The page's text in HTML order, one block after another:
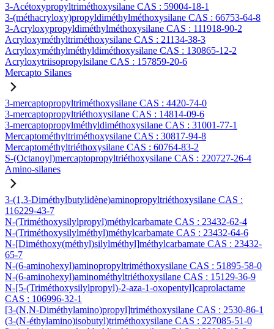
3-Acétoxypropyltriméthoxysilane CAS : 59004-18-1
3-(méthacryloxy)propyldiméthylméthoxysilane CAS : 66753-64-8
3-Acryloxypropyldiméthylméthoxysilane CAS : 111918-90-2
Acryloxyméthyltriméthoxysilane CAS : 21134-38-3
Acryloxyméthylméthyldiméthoxysilane CAS : 130865-12-2
Acryloxytriisopropylsilane CAS : 157859-20-6
Mercapto Silanes
3-mercaptopropyltriméthoxysilane CAS : 4420-74-0
3-mercaptopropyltriéthoxysilane CAS : 14814-09-6
3-mercaptopropylméthyldiméthoxysilane CAS : 31001-77-1
Mercaptométhyltriméthoxysilane CAS : 30817-94-8
Mercaptométhyltriéthoxysilane CAS : 60764-83-2
S-(Octanoyl)mercaptopropyltriéthoxysilane CAS : 220727-26-4
Amino-silanes
3-(1,3-Diméthylbutylidène)aminopropyltriéthoxysilane CAS :
116229-43-7
N-(Triméthoxysilylpropyl)méthylcarbamate CAS : 23432-62-4
N-(Triméthoxysilylméthyl)méthylcarbamate CAS : 23432-64-6
N-[Diméthoxy(méthyl)silylméthyl]méthylcarbamate CAS : 23432-
65-7
N-(6-aminohexyl)aminopropyltriméthoxysilane CAS : 51895-58-0
N-(6-aminohexyl)aminométhyltriéthoxysilane CAS : 15129-36-9
N-[5-(Triméthoxysilylpropyl)-2-aza-1-oxopentyl]caprolactame
CAS : 106996-32-1
[3-(N,N-Diméthylamino)propyl]triméthoxysilane CAS : 2530-86-1
(3-(N-éthylamino)isobutyl)triméthoxysilane CAS : 227085-51-0